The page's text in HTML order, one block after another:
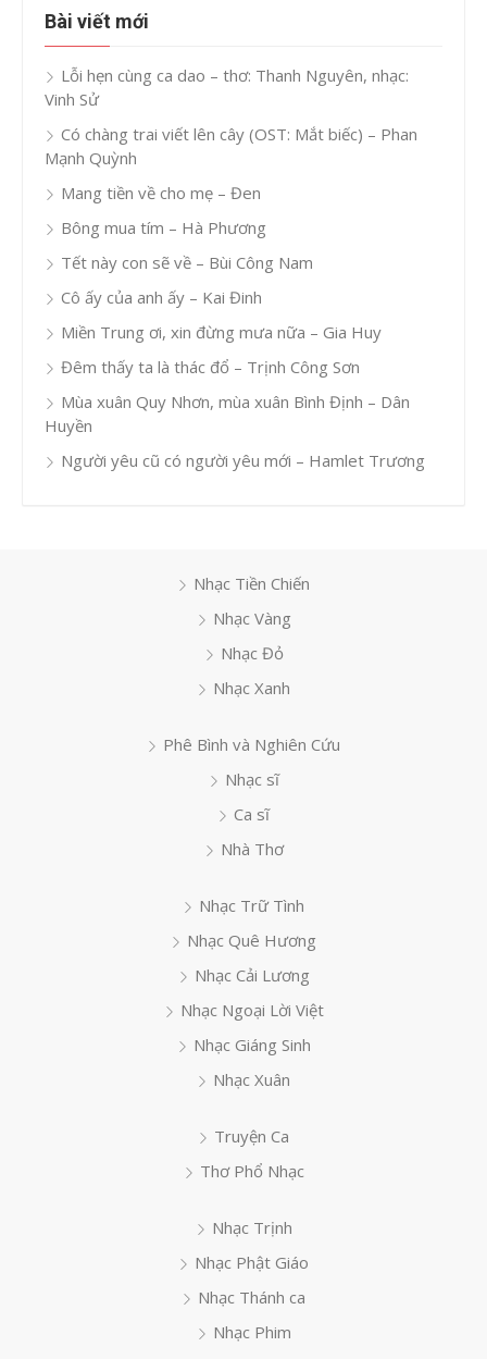
Bài viết mới
Lỗi hẹn cùng ca dao – thơ: Thanh Nguyên, nhạc:
Vinh Sử
Có chàng trai viết lên cây (OST: Mắt biếc) – Phan
Mạnh Quỳnh
Mang tiền về cho mẹ – Đen
Bông mua tím – Hà Phương
Tết này con sẽ về – Bùi Công Nam
Cô ấy của anh ấy – Kai Đinh
Miền Trung ơi, xin đừng mưa nữa – Gia Huy
Đêm thấy ta là thác đổ – Trịnh Công Sơn
Mùa xuân Quy Nhơn, mùa xuân Bình Định – Dân
Huyền
Người yêu cũ có người yêu mới – Hamlet Trương
Nhạc Tiền Chiến
Nhạc Vàng
Nhạc Đỏ
Nhạc Xanh
Phê Bình và Nghiên Cứu
Nhạc sĩ
Ca sĩ
Nhà Thơ
Nhạc Trữ Tình
Nhạc Quê Hương
Nhạc Cải Lương
Nhạc Ngoại Lời Việt
Nhạc Giáng Sinh
Nhạc Xuân
Truyện Ca
Thơ Phổ Nhạc
Nhạc Trịnh
Nhạc Phật Giáo
Nhạc Thánh ca
Nhạc Phim